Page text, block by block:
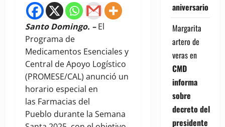
Santo Domingo. –El
Programa de
Medicamentos Esenciales y
Central de Apoyo Logístico
(PROMESE/CAL) anunció un
horario especial en
las Farmacias del
Pueblo durante la Semana
aniversario
Margarita
artero de
verasen
CMD
informa
sobre
decreto del
presidente